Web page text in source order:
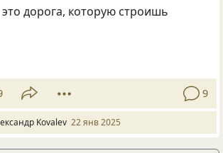
дорога, которую строишь
9
Kovalev 22 янв 2025